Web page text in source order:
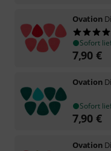
Ovation
Sofort
7,90 €
Ovation
Sofort
7,90 €
Ovation